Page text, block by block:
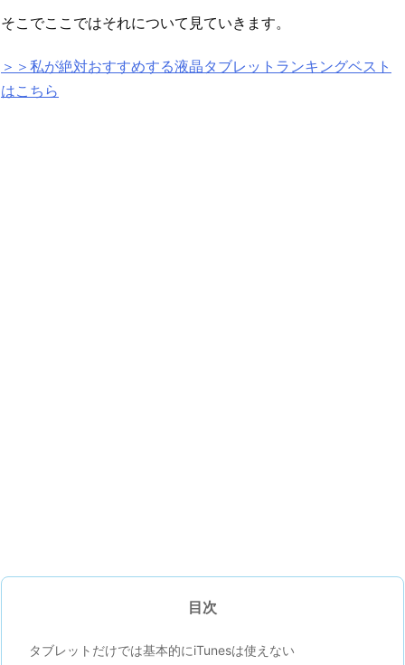
そこでここではそれについて見ていきます。
＞＞私が絶対おすすめする液晶タブレットランキングベスト
はこちら
目次
タブレットだけでは基本的にiTunesは使えない